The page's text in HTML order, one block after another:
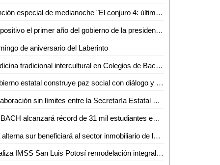
Función especial de medianoche "El conjuro 4: últimos ritos" en cineteca Alameda
Es positivo el primer año del gobierno de la presidenta Claudia Sheinbaum Pardo: hay estabilidad económica
de aniversario del Laberinto
Medicina tradicional intercultural en Colegios de Bachilleres
Gobierno estatal construye paz social con diálogo y participación ciudadana
Colaboración sin límites entre la Secretaría Estatal de Seguridad y la ONU: Jesús Juárez Hernández
COBACH alcanzará récord de 31 mil estudiantes este ciclo escolar
Vía alterna sur beneficiará al sector inmobiliario de la zona: AMPI
Realiza IMSS San Luis Potosí remodelación integral en unidades médicas de la zona huasteca